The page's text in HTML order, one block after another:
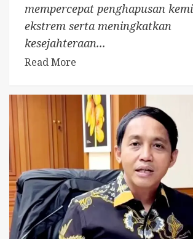
mempercepat penghapusan
ekstrem serta meningkatkan
kesejahteraan...
Read More